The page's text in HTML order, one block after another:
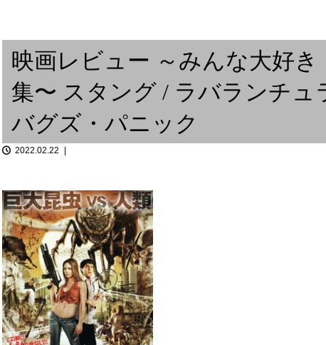
「アナログ “感”」クンゴボ...
啓太郎の燗無量。第七回
Tacos, vino y musica
映画レビュー ～みんな大好き
集〜 スタング / ラバランチュ
バグズ・パニック
2022.02.22